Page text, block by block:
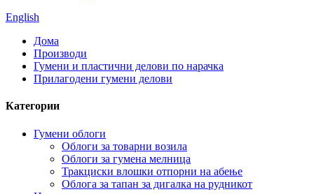
English
Дома
Производи
Гумени и пластични делови по нарачка
Прилагодени гумени делови
Категории
Гумени облоги
Облоги за товарни возила
Облоги за гумена мелница
Тракциски влошки отпорни на абење
Облога за тапан за дигалка на рудникот